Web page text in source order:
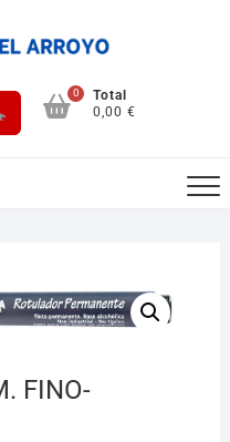
0
Total
0,00 €
FINO-